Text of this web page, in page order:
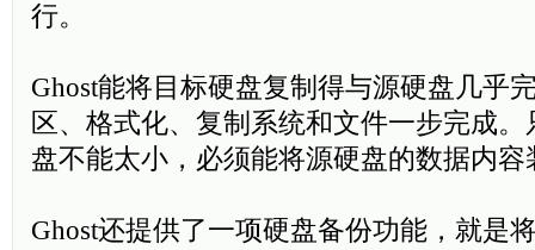
行。
Ghost能将目标硬盘复制得与源硬盘几乎
区、格式化、复制系统和文件一步完成
盘不能太小，必须能将源硬盘的数据内容
Ghost还提供了一项硬盘备份功能，就是